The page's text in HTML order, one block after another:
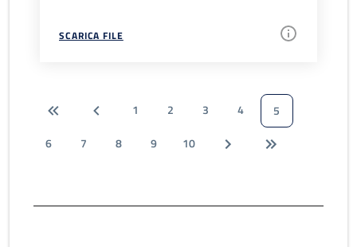
SCARICA FILE
1 2 3 4
5
6
7 8 9 10